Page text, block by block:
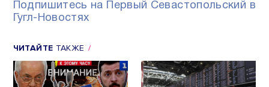
Подпишитесь на Первый Севастопольский в
Гугл-Новостях
ЧИТАЙТЕ ТАКЖЕ